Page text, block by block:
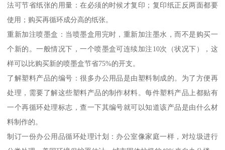
法可节省纸张的用量：在必须的时候才复印；复印纸正反两面都要
使用；购买再循环成分高的纸张。
重新加注喷墨盒：当喷墨盒用完时，重新加注墨水，而不是购买一
个新的。一般情况下，一个喷墨盒可连续加注10次（状况下），这
样可以比购买新的喷墨盒节省75%的开支。
了解塑料产品的编号：很多办公用品是由塑料制成的。为了方便再
处理，需要了解这些塑料产品的制作材料。每件塑料产品上都贴有
一个再循环处理标志，查一下其编号就可以知道该产品是由什么材
料制作的。
制订一份办公用品循环处理计划：办公室像家庭一样，对垃圾进行